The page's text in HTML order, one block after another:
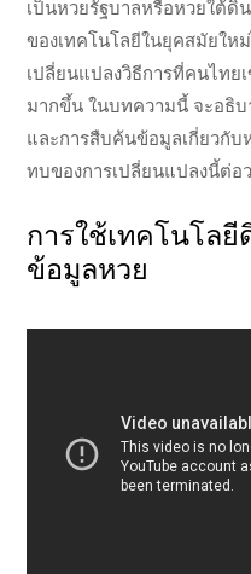
เป็นหวยรัฐบาลหรือหวยใต้ดิ
ของเทคโนโลยีในยุคสมัยให
เปลี่ยนแปลงวิธีการที่คนไทย
มากขึ้น ในบทความนี้ จะอธิบ
และการสืบค้นข้อมูลเกี่ยวกับ
ทบของการเปลี่ยนแปลงนี้ต่อ
การใช้เทคโนโล
ข้อมูลหวย